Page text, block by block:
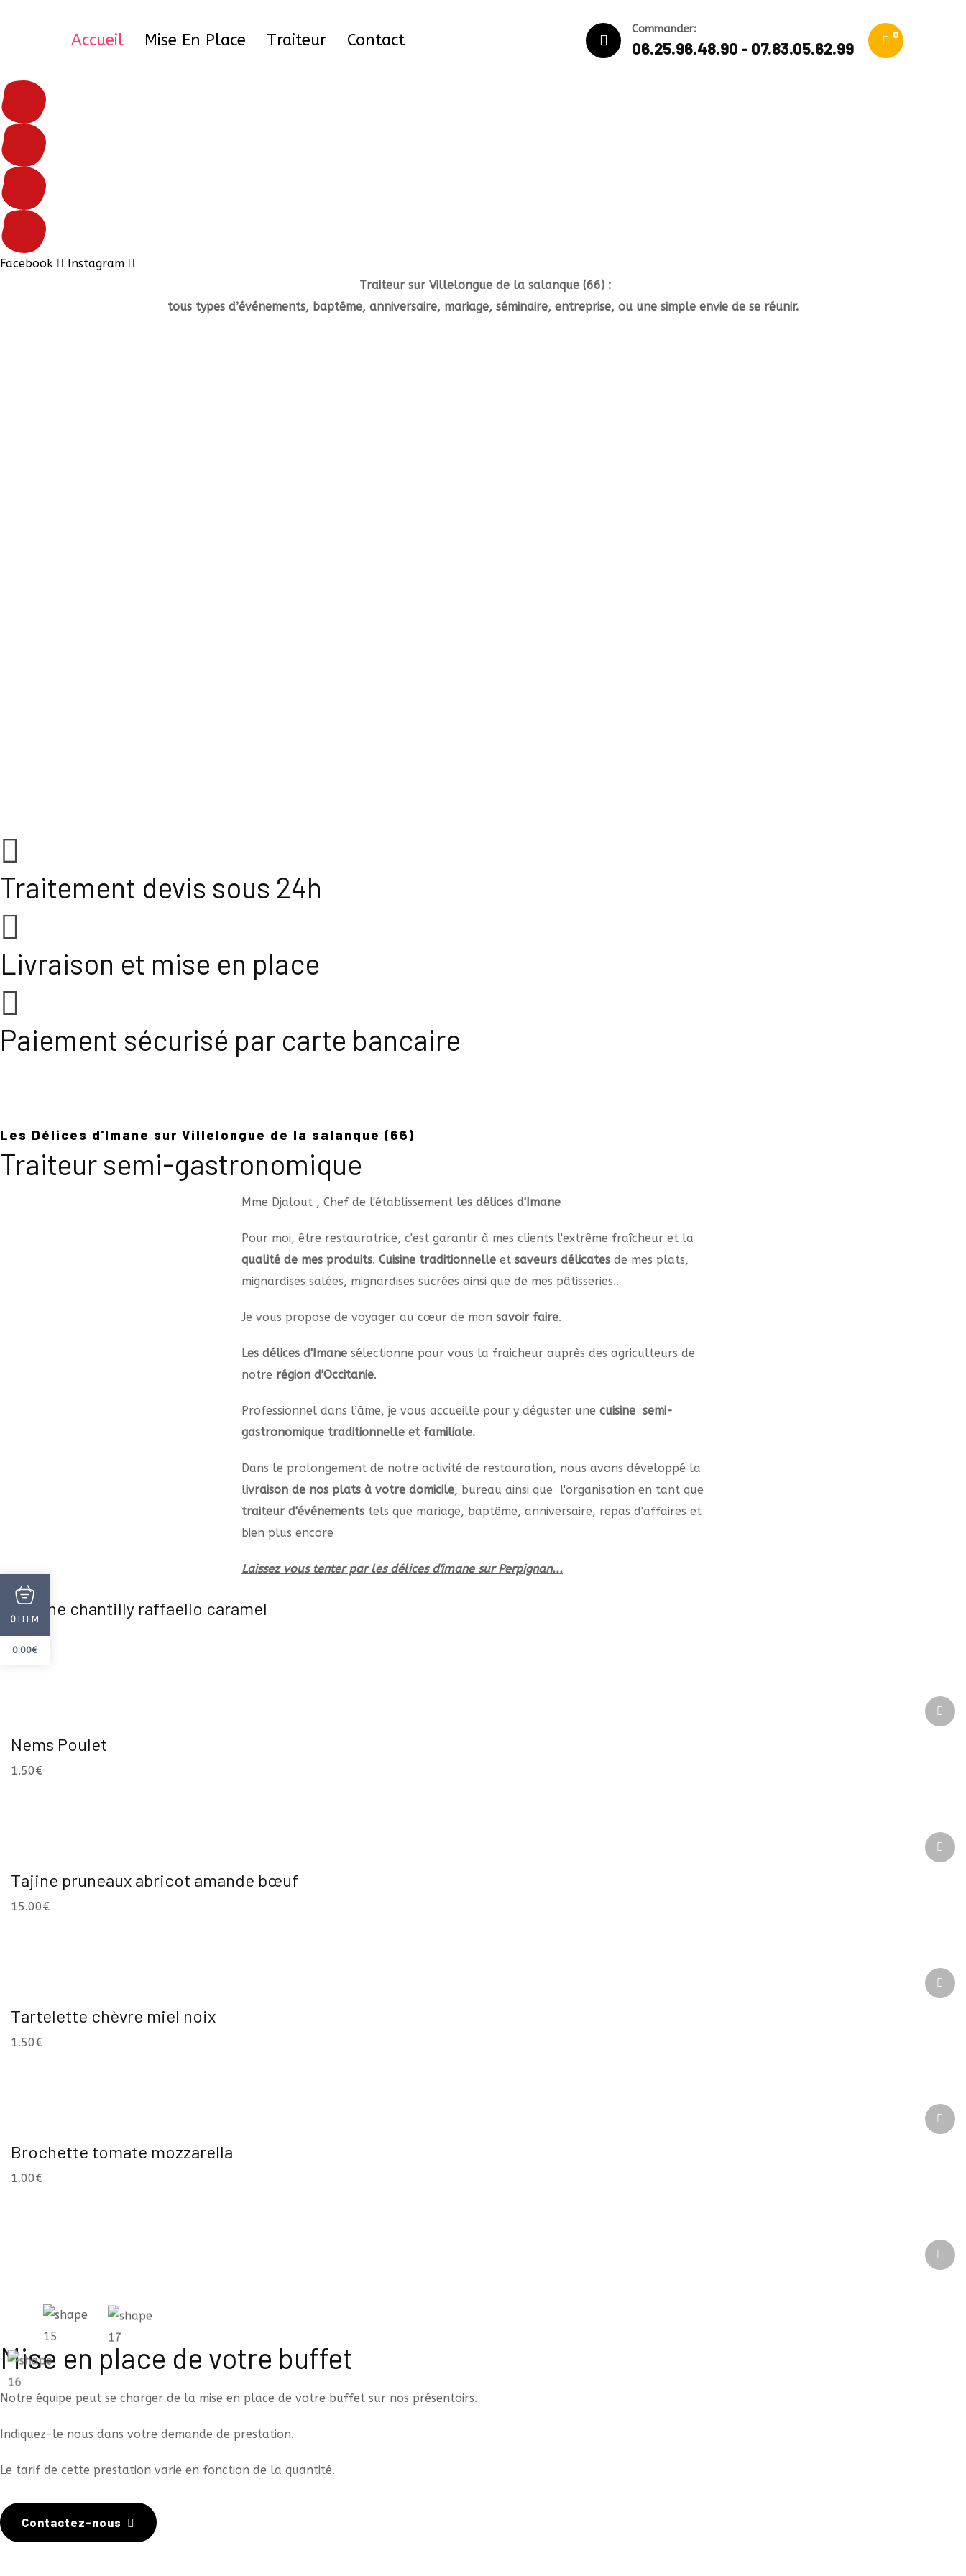
Accueil Mise En Place Traiteur Contact
Commander:
06.25.96.48.90 - 07.83.05.62.99
0
Facebook
Instagram
Traiteur sur Villelongue de la salanque (66):
tous types d’événements, baptême, anniversaire, mariage, séminaire, entreprise, ou une simple envie de se réunir.
Traitement devis sous 24h
Livraison et mise en place
Paiement sécurisé par carte bancaire
Commander maintenant
Les Délices d'Imane sur Villelongue de la salanque (66)
Traiteur semi-gastronomique
Mme Djalout , Chef de l'établissement les délices d'Imane
Pour moi, être restauratrice, c'est garantir à mes clients l'extrême fraîcheur et la
qualité de mes produits. Cuisine traditionnelle et saveurs délicates de mes plats,
mignardises salées, mignardises sucrées ainsi que de mes pâtisseries..
Je vous propose de voyager au cœur de mon savoir faire.
Les délices d'Imane sélectionne pour vous la fraicheur auprès des agriculteurs de
notre région d'Occitanie.
Professionnel dans l’âme, je vous accueille pour y déguster une cuisine semi-
gastronomique traditionnelle et familiale.
Dans le prolongement de notre activité de restauration, nous avons développé la
livraison de nos plats à votre domicile, bureau ainsi que l'organisation en tant que
traiteur d'événements tels que mariage, baptême, anniversaire, repas d'affaires et
bien plus encore
Laissez vous tenter par les délices d'imane sur Perpignan...
Verrine chantilly raffaello caramel
2.00€
Nems Poulet
1.50€
Tajine pruneaux abricot amande bœuf
15.00€
Tartelette chèvre miel noix
1.50€
Brochette tomate mozzarella
1.00€
Mise en place de votre buffet
Notre équipe peut se charger de la mise en place de votre buffet sur nos présentoirs.
Indiquez-le nous dans votre demande de prestation.
Le tarif de cette prestation varie en fonction de la quantité.
Contactez-nous
0 ITEM
0.00€